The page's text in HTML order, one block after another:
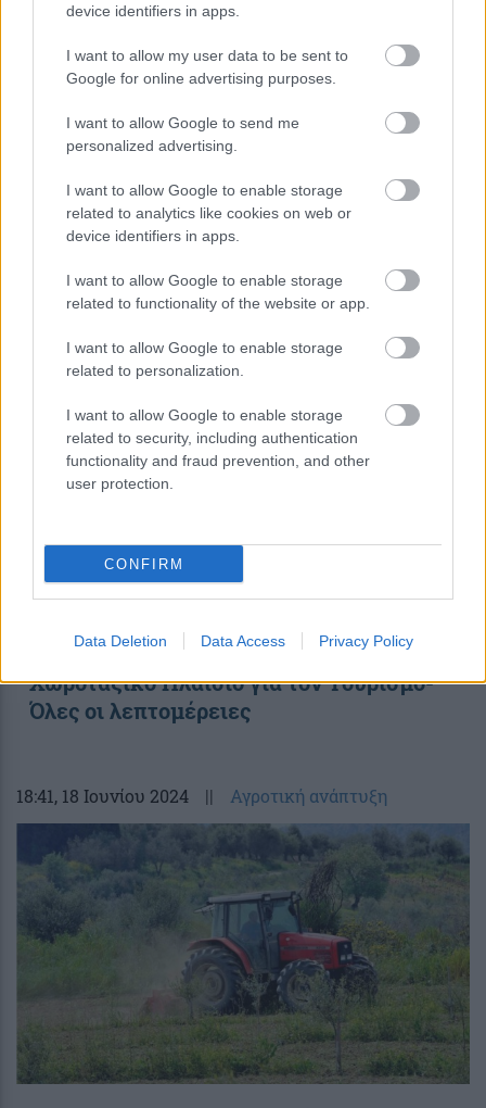
device identifiers in apps.
I want to allow my user data to be sent to
Google for online advertising purposes.
I want to allow Google to send me
personalized advertising.
I want to allow Google to enable storage
related to analytics like cookies on web or
device identifiers in apps.
I want to allow Google to enable storage
related to functionality of the website or app.
I want to allow Google to enable storage
related to personalization.
I want to allow Google to enable storage
related to security, including authentication
functionality and fraud prevention, and other
user protection.
CONFIRM
Data Deletion Data Access Privacy Policy
Νέο Ειδικό Χωροταξικό Πλαίσιο για τον
Τουρισμό: Παρατείνεται έως τις 25
Σεπτεμβρίου η διαδικασία για τη δημόσια
διαβούλευση
, 3 Ιουλίου 2024 || Οικονομία
ΥΠΕΝ: Από σήμερα τίθεται σε δημόσια
ηλεκτρονική διαβούλευση το νέο Ειδικό
Χωροταξικό Πλαίσιο για τον Τουρισμό-
Όλες οι λεπτομέρειες
18:41, 18 Ιουνίου 2024 || Αγροτική ανάπτυξη